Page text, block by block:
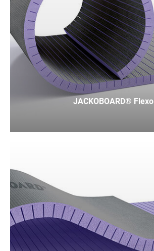
JACKOBOARD® Flexo